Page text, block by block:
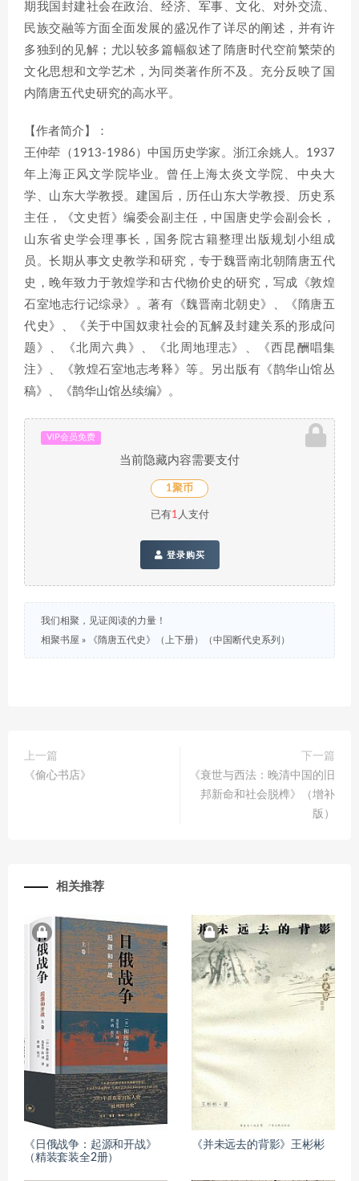
期我国封建社会在政治、经济、军事、文化、对外交流、
民族交融等方面全面发展的盛况作了详尽的阐述，并有许
多独到的见解；尤以较多篇幅叙述了隋唐时代空前繁荣的
文化思想和文学艺术，为同类著作所不及。充分反映了国
内隋唐五代史研究的高水平。
【作者简介】：
王仲荦（1913-1986）中国历史学家。浙江余姚人。1937
年上海正风文学院毕业。曾任上海太炎文学院、中央大
学、山东大学教授。建国后，历任山东大学教授、历史系
主任，《文史哲》编委会副主任，中国唐史学会副会长，
山东省史学会理事长，国务院古籍整理出版规划小组成
员。长期从事文史教学和研究，专于魏晋南北朝隋唐五代
史，晚年致力于敦煌学和古代物价史的研究，写成《敦煌
石室地志行记综录》。著有《魏晋南北朝史》、《隋唐五
代史》、《关于中国奴隶社会的瓦解及封建关系的形成问
题》、《北周六典》、《北周地理志》、《西昆酬唱集
注》、《敦煌石室地志考释》等。另出版有《鹊华山馆丛
稿》、《鹊华山馆丛续编》。
VIP会员免费
当前隐藏内容需要支付
1聚币
已有1 人支付
登录购买
我们相聚，见证阅读的力量！
相聚书屋 » 《隋唐五代史》（上下册）（中国断代史系列）
上一篇
《偷心书店》
下一篇
《衰世与西法：晚清中国的旧
邦新命和社会脱榫》（增补
版）
相关推荐
《日俄战争：起源和开战》
（精装套装全2册）
《并未远去的背影》王彬彬